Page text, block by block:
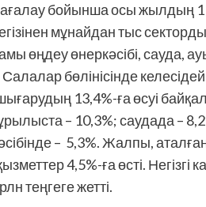
бойынша осы жылдың
мұнайдан тыс
өңдеу өнеркәсібі,
бөлінісінде
13,4%-ға өсуі
– 10,3%; саудада –
– 5,3%. Жалпы,
4,5%-ға өсті.
теңгеге жетті.